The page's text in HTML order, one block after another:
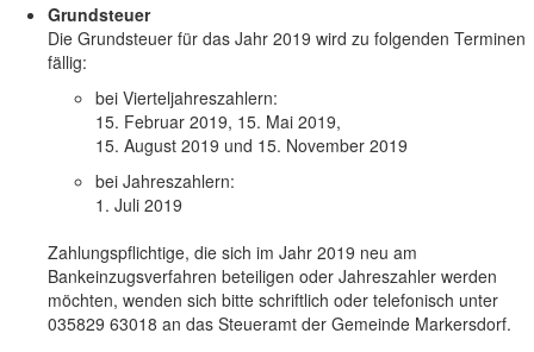
Grundsteuer
Die Grundsteuer für das Jahr 2019 wird zu folgenden Terminen
fällig:
bei Vierteljahreszahlern:
15. Februar 2019, 15. Mai 2019,
15. August 2019 und 15. November 2019
bei Jahreszahlern:
1. Juli 2019
Zahlungspflichtige, die sich im Jahr 2019 neu am
Bankeinzugsverfahren beteiligen oder Jahreszahler werden
möchten, wenden sich bitte schriftlich oder telefonisch unter
035829 63018 an das Steueramt der Gemeinde Markersdorf.